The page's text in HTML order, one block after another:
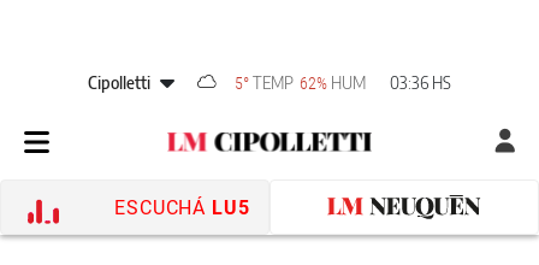
Cipolletti 5°TEMP 62% HUM 03:36 HS
ESCUCHÁ LU5